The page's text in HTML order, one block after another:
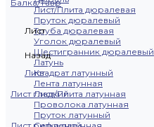
Лист/Плита дюралевая
Пруток дюралевый
Труба дюралевая
Уголок дюралевый
Шестигранник дюралевый
Латунь
Квадрат латунный
Лента латунная
Лист/Плита латунная
Проволока латунная
Пруток латунный
Балка/Тавр
Лист
Назад
Лист
Лист гладкий